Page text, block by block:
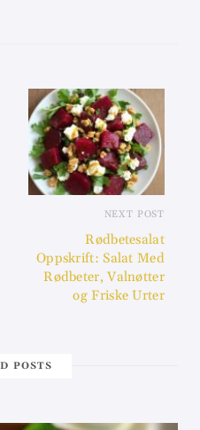
NEXT POST
Rødbetesalat
Oppskrift: Salat Med
Rødbeter, Valnøtter
og Friske Urter
POSTS